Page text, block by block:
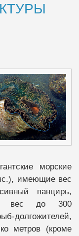
морские
имеющие вес
панцирь,
вес до 300
долгожителей,
метров (кроме